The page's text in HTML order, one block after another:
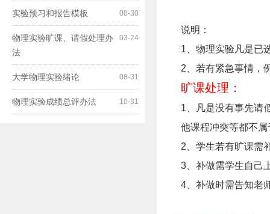
08-30
实验预习和报告模板
03-24
物理实验旷课、请假处理办
法
08-31
大学物理实验绪论
10-31
物理实验成绩总评办法
说明：
1、物理实验凡是已
2、若有紧急事情，
旷课处理：
1、凡是没有事先请
他课程冲突等都不
2、学生若有旷课需
3、补做需学生自己
4、补做时需告知老